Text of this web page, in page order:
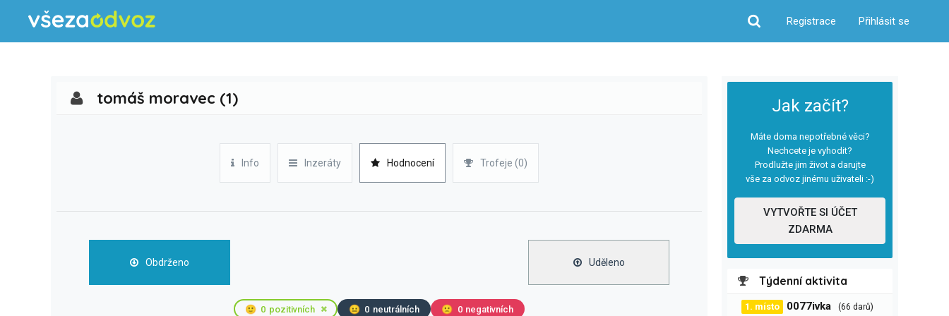
Hledat
Registrace Přihlásit se
Jak začít?
Máte doma nepotřebné věci?
Nechcete je vyhodit?
Prodlužte jim život a darujte
vše za odvoz jinému uživateli :-)
VYTVOŘTE SI ÚČET
ZDARMA
Týdenní aktivita
1. místo 0077ivka (66 darů)
tomáš moravec (1)
Info Inzeráty Hodnocení Trofeje (0)
Obdrženo Uděleno
🙂 0 pozitivních 😐 0 neutrálních 🙁 0 negativních